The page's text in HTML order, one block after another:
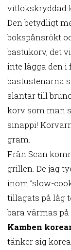
vitlökskryddad
Den betydligt
bokspånsrökt
bastukorv, det
inte lägga den i
bastustenarna
slantar till
korv som man
sinappi!
gram.
Från Scan
grillen. De jag
inom ”slow-
tillagats på låg
bara värmas
Kamben
tänker sig